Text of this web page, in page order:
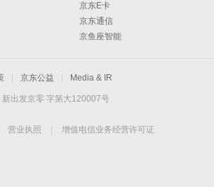
京东E卡
京东通信
京鱼座智能
京东公益 Media & IR
新出发京零 字第大120007号
营业执照
增值电信业务经营许可证